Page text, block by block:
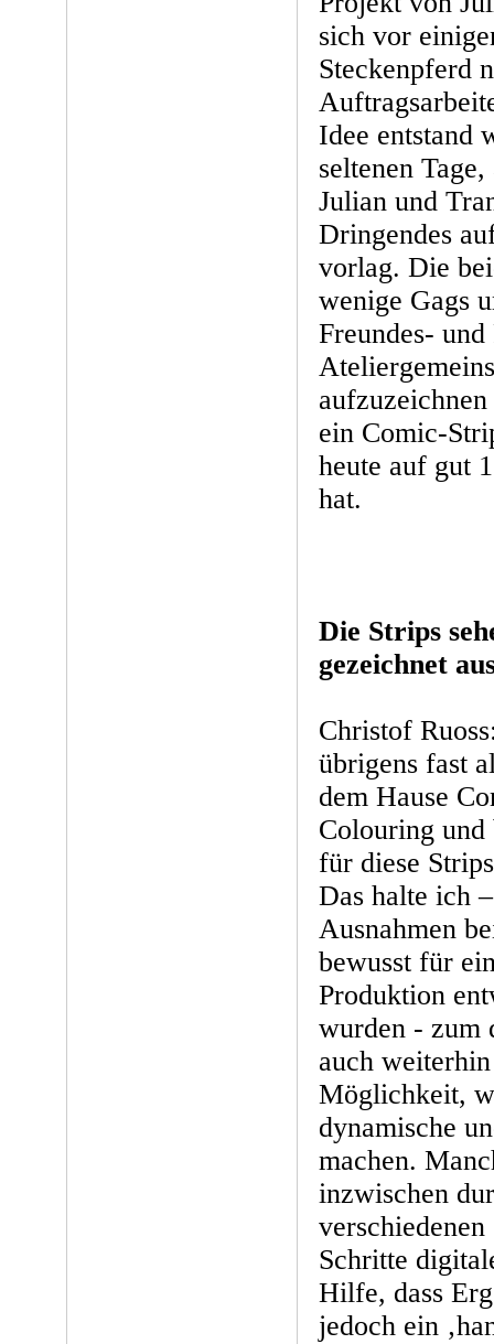
sich vor
Steckenpferd
Idee entstand
seltenen
Julian und
Dringendes
vorlag. Die
wenige Gags
Freundes-
ein Comic-
heute auf gut
hat.
Die Strips
gezeichnet
Christof
übrigens fast
dem Hause
Colouring
für diese
Das halte ich
Ausnahmen
bewusst für
Produktion
wurden - zum
auch
Möglichkeit,
dynamische
machen.
inzwischen
Schritte
Hilfe, dass
jedoch ein